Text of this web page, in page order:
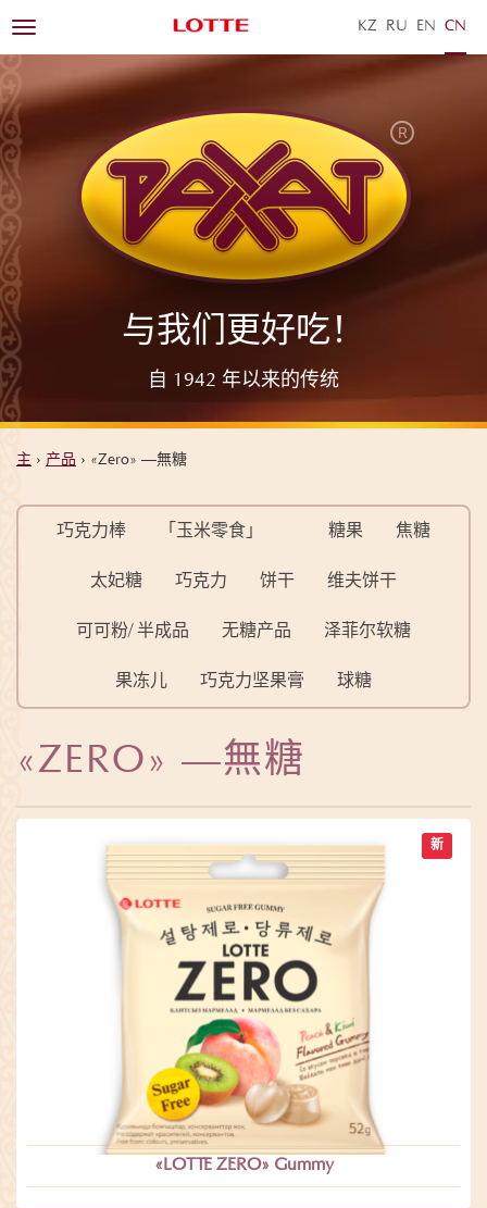
KZ RU EN ZH
与我们更好吃！
自 1942 年以来的传统
Toggle
navigation
主 › 产品 › «Zero» —無糖
巧克力棒 「玉米零食」 糖果 焦糖
太妃糖 巧克力 饼干 维夫饼干
可可粉/ 半成品 无糖产品 泽菲尔软糖
果冻儿 巧克力坚果膏 球糖
«ZERO» —無糖
新
«LOTTE ZERO» Gummy